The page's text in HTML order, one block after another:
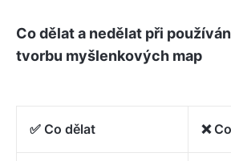
Co dělat a nedělat při
tvorbu myšlenkových map
✅ Co dělat ❌